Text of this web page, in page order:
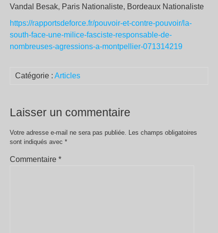
Vandal Besak, Paris Nationaliste, Bordeaux Nationaliste
https://rapportsdeforce.fr/pouvoir-et-contre-pouvoir/la-
south-face-une-milice-fasciste-responsable-de-
nombreuses-agressions-a-montpellier-071314219
Catégorie : Articles
Laisser un commentaire
Votre adresse e-mail ne sera pas publiée. Les champs obligatoires
sont indiqués avec *
Commentaire *